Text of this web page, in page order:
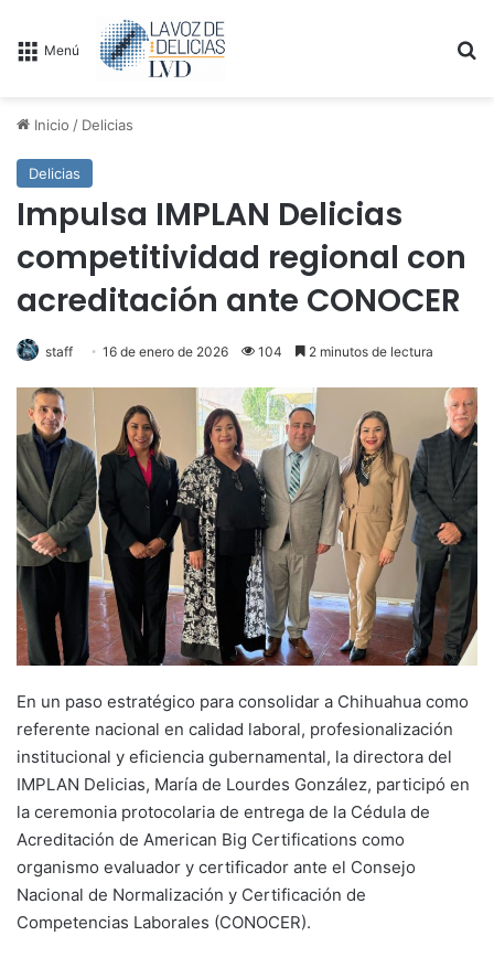
Menú
Inicio / Delicias
Delicias
Impulsa IMPLAN Delicias
competitividad regional con
acreditación ante CONOCER
staff 16 de enero de 2026 104 2 minutos de lectura
En un paso estratégico para consolidar a Chihuahua como
referente nacional en calidad laboral, profesionalización
institucional y eficiencia gubernamental, la directora del
IMPLAN Delicias, María de Lourdes González, participó en
la ceremonia protocolaria de entrega de la Cédula de
Acreditación de American Big Certifications como
organismo evaluador y certificador ante el Consejo
Nacional de Normalización y Certificación de
Competencias Laborales (CONOCER).